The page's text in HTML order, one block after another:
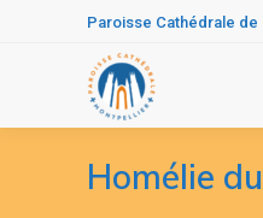
Paroisse Cathédrale
Homélie